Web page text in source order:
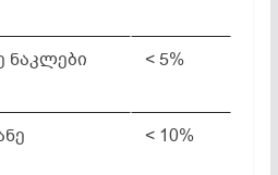
ნაკლები
< 5%
< 10%